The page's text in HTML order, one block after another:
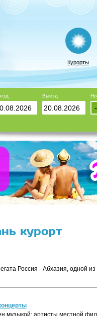
Курорты
Выезд
-
курорт
Россия - Абхазия, одной
музыкой: артисты местной